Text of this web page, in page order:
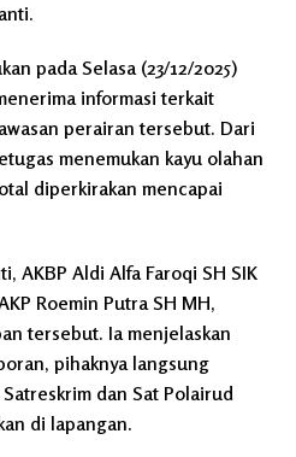
pada Selasa (23/12/2025)
informasi terkait
perairan tersebut. Dari
menemukan kayu olahan
diperkirakan mencapai
AKBP Aldi Alfa Faroqi SH SIK
Roemin Putra SH MH,
tersebut. Ia menjelaskan
pihaknya langsung
dan Sat Polairud
di lapangan.